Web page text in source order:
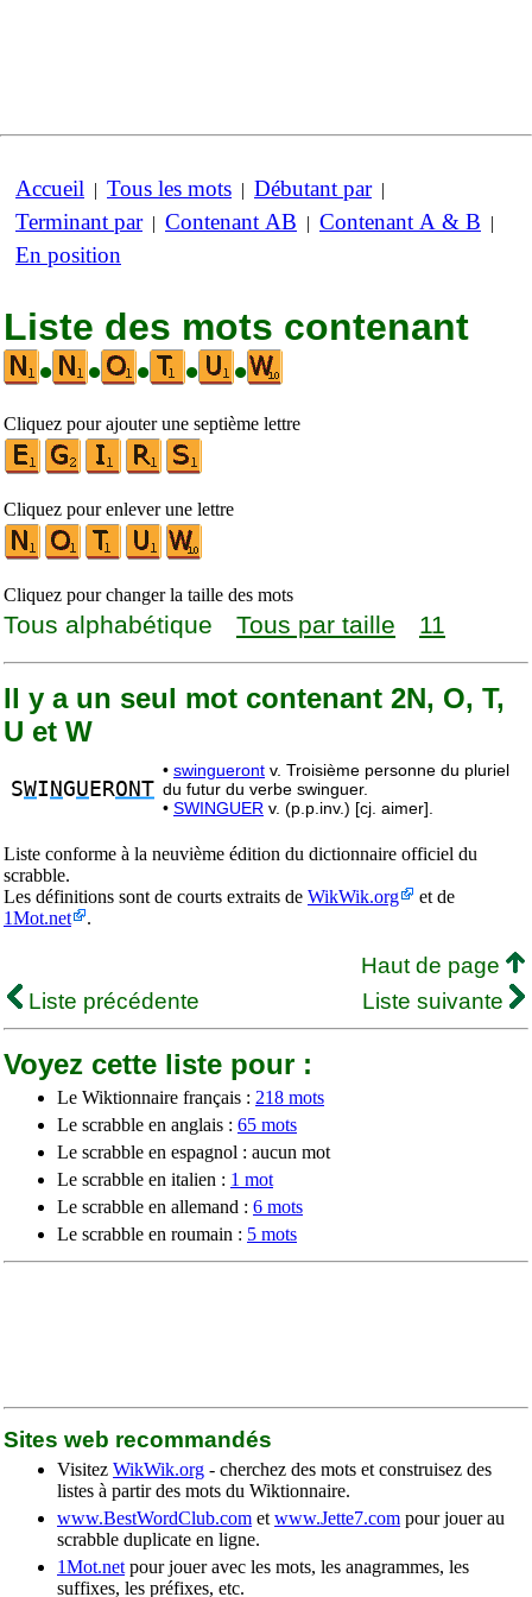
Accueil | Tous les mots | Débutant par|
Terminant par| Contenant AB | Contenant A & B |
En position
Liste des mots contenant
•
• • • •
Cliquez pour ajouter une septième lettre
Cliquez pour enlever une lettre
Cliquez pour changer la taille des mots
Tous alphabétique Tous par taille 11
Il y a un seul mot contenant 2N, O, T,
U et W
SWI NGU ERONT
• swingueront v. Troisième personne du pluriel
du futur du verbe swinguer.
• SWINGUER v. (p.p.inv.) [cj. aimer].
Liste conforme à la neuvième édition du dictionnaire officiel du
scrabble.
Les définitions sont de courts extraits de WikWik.org
et de
1Mot.net
.
Haut de page
Liste précédente
Liste suivante
Voyez cette liste pour :
Le Wiktionnaire français : 218 mots
Le scrabble en anglais : 65 mots
Le scrabble en espagnol : aucun mot
Le scrabble en italien : 1 mot
Le scrabble en allemand : 6 mots
Le scrabble en roumain : 5 mots
Sites web recommandés
Visitez WikWik.org - cherchez des mots et construisez des
listes à partir des mots du Wiktionnaire.
www.BestWordClub.com et www.Jette7.com pour jouer au
scrabble duplicate en ligne.
1Mot.net pour jouer avec les mots, les anagrammes, les
suffixes, les préfixes, etc.